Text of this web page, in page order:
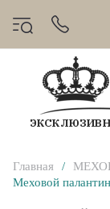
Главная /
Меховой